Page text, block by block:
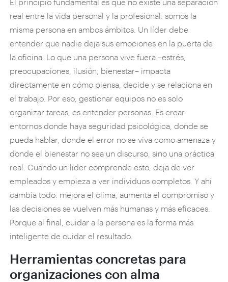
real entre la vida personal y la profesional: somos la
misma persona en ambos ámbitos. Un líder debe
entender que nadie deja sus emociones en la puerta de
la oficina. Lo que una persona vive fuera –estrés,
preocupaciones, ilusión, bienestar– impacta
directamente en cómo piensa, decide y se relaciona en
el trabajo. Por eso, gestionar equipos no es solo
organizar tareas, es entender personas. Es crear
entornos donde haya seguridad psicológica, donde se
pueda hablar, donde el error no se viva como amenaza y
donde el bienestar no sea un discurso, sino una práctica
real. Cuando un líder comprende esto, deja de ver
empleados y empieza a ver individuos completos. Y ahí
cambia todo: mejora el clima, aumenta el compromiso y
las decisiones se vuelven más humanas y más eficaces.
Porque al final, cuidar a la persona es la forma más
inteligente de cuidar el resultado.
Herramientas concretas para
organizaciones con alma